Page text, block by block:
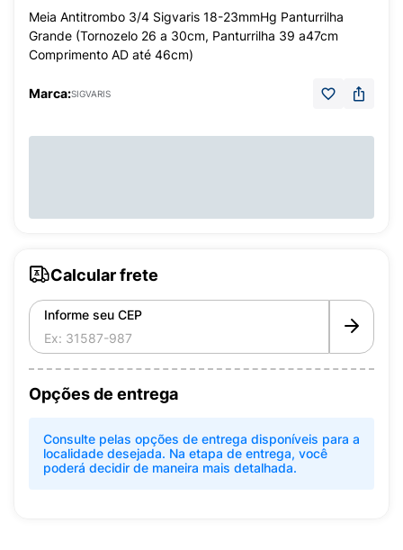
Meia Antitrombo 3/4 Sigvaris 18-23mmHg Panturrilha
Grande (Tornozelo 26 a 30cm, Panturrilha 39 a47cm
Comprimento AD até 46cm)
Marca:SIGVARIS
Calcular frete
Informe seu CEP
Opções de entrega
Consulte pelas opções de entrega disponíveis para a
localidade desejada. Na etapa de entrega, você
poderá decidir de maneira mais detalhada.